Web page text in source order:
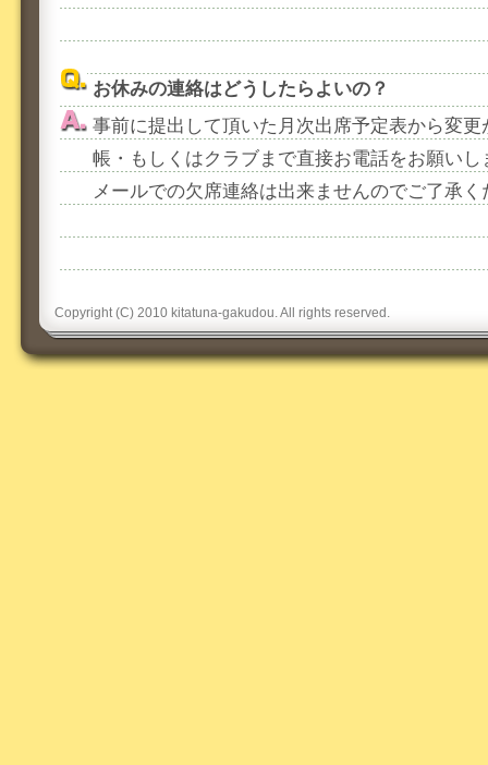
お休みの連絡はどうしたらよいの？
事前に提出して頂いた月次出席予定表から変
帳・もしくはクラブまで直接お電話をお願いし
メールでの欠席連絡は出来ませんのでご了承く
Copyright (C) 2010 kitatuna-gakudou. All rights reserved.